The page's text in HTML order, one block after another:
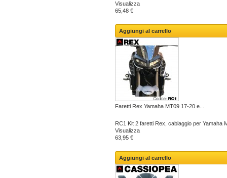
Visualizza
65,48 €
Aggiungi al carrello
Faretti Rex Yamaha MT09 17-20 e...
RC1 Kit 2 faretti Rex, cablaggio per Yamaha
Visualizza
63,95 €
Aggiungi al carrello